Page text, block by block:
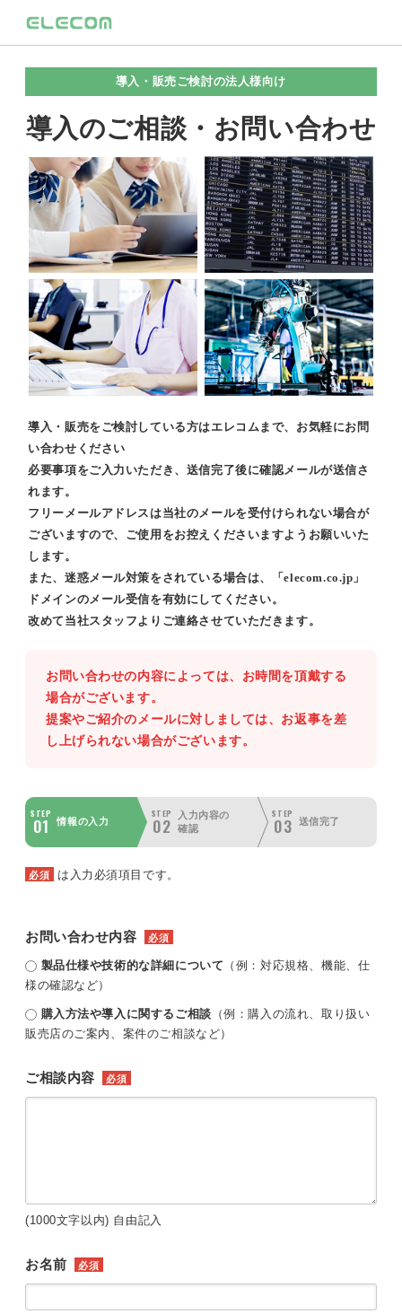
導入・販売ご検討の法人様向け
導入のご相談・お問い合わせ
導入・販売をご検討している方はエレコムまで、お気軽にお問
い合わせください
必要事項をご入力いただき、送信完了後に確認メールが送信さ
れます。
フリーメールアドレスは当社のメールを受付けられない場合が
ございますので、ご使用をお控えくださいますようお願いいた
します。
また、迷惑メール対策をされている場合は、「elecom.co.jp」
ドメインのメール受信を有効にしてください。
改めて当社スタッフよりご連絡させていただきます。
お問い合わせの内容によっては、お時間を頂戴する
場合がございます。
提案やご紹介のメールに対しましては、お返事を差
し上げられない場合がございます。
STEP
01 情報の入力
STEP
02
入力内容の
確認
STEP
03 送信完了
必須 は入力必須項目です。
お問い合わせ内容 必須
製品仕様や技術的な詳細について （例：対応規格、機能、仕
様の確認など）
購入方法や導入に関するご相談 （例：購入の流れ、取り扱い
販売店のご案内、案件のご相談など）
ご相談内容 必須
(1000文字以内) 自由記入
お名前 必須